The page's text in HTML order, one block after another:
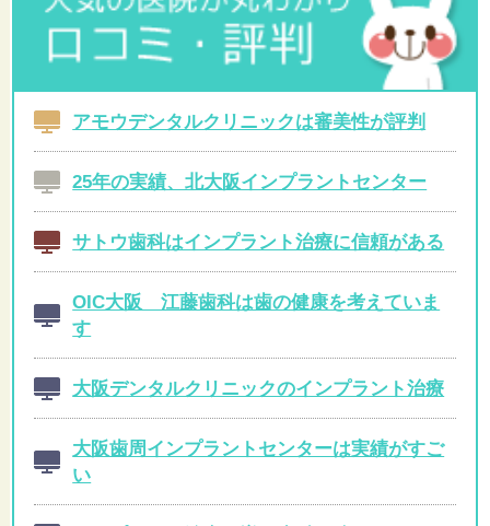
アモウデンタルクリニックは審美性が評判
25年の実績、北大阪インプラントセンター
サトウ歯科はインプラント治療に信頼がある
OIC大阪 江藤歯科は歯の健康を考えていま
す
大阪デンタルクリニックのインプラント治療
大阪歯周インプラントセンターは実績がすご
い